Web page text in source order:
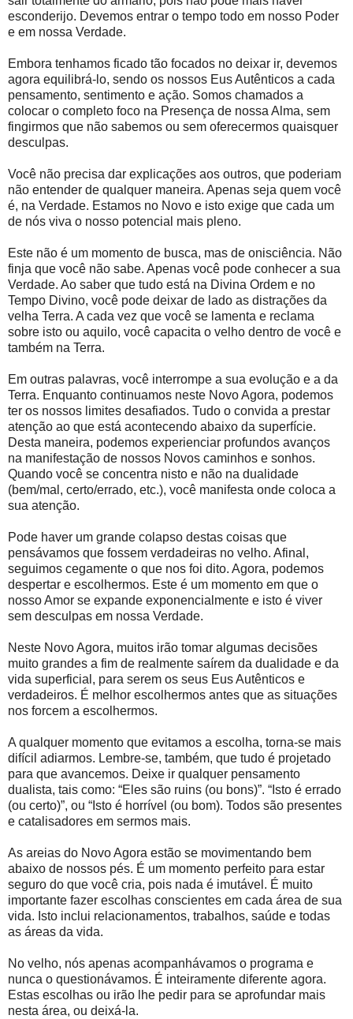
esconderijo. Devemos entrar o tempo todo em nosso Poder
e em nossa Verdade.
Embora tenhamos ficado tão focados no deixar ir, devemos
agora equilibrá-lo, sendo os nossos Eus Autênticos a cada
pensamento, sentimento e ação. Somos chamados a
colocar o completo foco na Presença de nossa Alma, sem
fingirmos que não sabemos ou sem oferecermos quaisquer
desculpas.
Você não precisa dar explicações aos outros, que poderiam
não entender de qualquer maneira. Apenas seja quem você
é, na Verdade. Estamos no Novo e isto exige que cada um
de nós viva o nosso potencial mais pleno.
Este não é um momento de busca, mas de onisciência. Não
finja que você não sabe. Apenas você pode conhecer a sua
Verdade. Ao saber que tudo está na Divina Ordem e no
Tempo Divino, você pode deixar de lado as distrações da
velha Terra. A cada vez que você se lamenta e reclama
sobre isto ou aquilo, você capacita o velho dentro de você e
também na Terra.
Em outras palavras, você interrompe a sua evolução e a da
Terra. Enquanto continuamos neste Novo Agora, podemos
ter os nossos limites desafiados. Tudo o convida a prestar
atenção ao que está acontecendo abaixo da superfície.
Desta maneira, podemos experienciar profundos avanços
na manifestação de nossos Novos caminhos e sonhos.
Quando você se concentra nisto e não na dualidade
(bem/mal, certo/errado, etc.), você manifesta onde coloca a
sua atenção.
Pode haver um grande colapso destas coisas que
pensávamos que fossem verdadeiras no velho. Afinal,
seguimos cegamente o que nos foi dito. Agora, podemos
despertar e escolhermos. Este é um momento em que o
nosso Amor se expande exponencialmente e isto é viver
sem desculpas em nossa Verdade.
Neste Novo Agora, muitos irão tomar algumas decisões
muito grandes a fim de realmente saírem da dualidade e da
vida superficial, para serem os seus Eus Autênticos e
verdadeiros. É melhor escolhermos antes que as situações
nos forcem a escolhermos.
A qualquer momento que evitamos a escolha, torna-se mais
difícil adiarmos. Lembre-se, também, que tudo é projetado
para que avancemos. Deixe ir qualquer pensamento
dualista, tais como: “Eles são ruins (ou bons)”. “Isto é errado
(ou certo)”, ou “Isto é horrível (ou bom). Todos são presentes
e catalisadores em sermos mais.
As areias do Novo Agora estão se movimentando bem
abaixo de nossos pés. É um momento perfeito para estar
seguro do que você cria, pois nada é imutável. É muito
importante fazer escolhas conscientes em cada área de sua
vida. Isto inclui relacionamentos, trabalhos, saúde e todas
as áreas da vida.
No velho, nós apenas acompanhávamos o programa e
nunca o questionávamos. É inteiramente diferente agora.
Estas escolhas ou irão lhe pedir para se aprofundar mais
nesta área, ou deixá-la.